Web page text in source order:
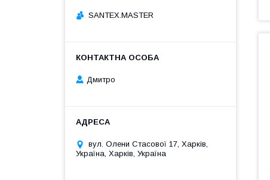
SANTEX.MASTER
Дмитро
вул. Олени Стасової 17, Харків,
Україна, Харків, Україна